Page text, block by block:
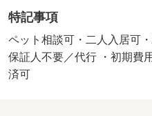
／ペット相談／駐２台可／
アコン／ガスコンロ対応／
ーホン／浴室乾燥機／室内
ステムキッチン／追焚機能
特記事項
ペット相談可・二人入居可
保証人不要／代行 ・初期費
済可